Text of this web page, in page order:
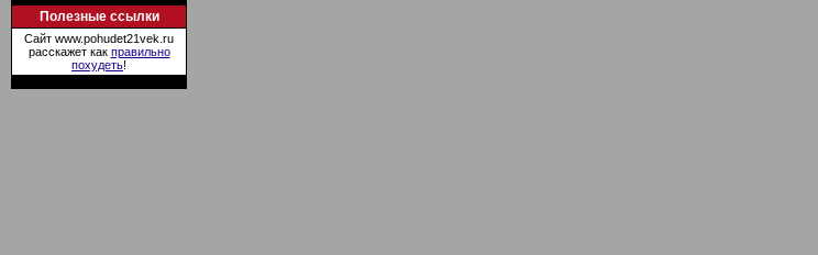
Полезные ссылки
Сайт www.pohudet21vek.ru
расскажет как правильно
похудеть!